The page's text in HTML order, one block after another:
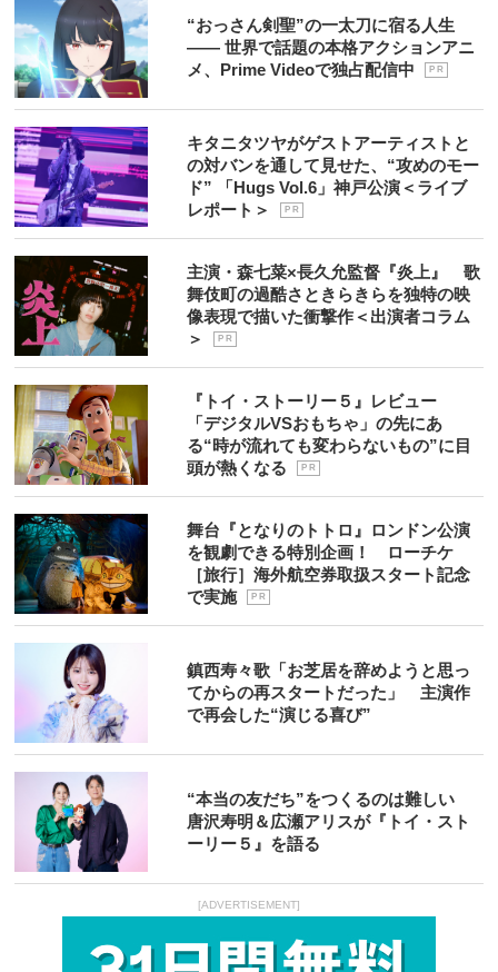
“おっさん剣聖”の一太刀に宿る人生
―― 世界で話題の本格アクションアニ
メ、Prime Videoで独占配信中
P R
キタニタツヤがゲストアーティストと
の対バンを通して見せた、“攻めのモー
ド” 「Hugs Vol.6」神戸公演＜ライブ
レポート＞
P R
主演・森七菜×長久允監督『炎上』 歌
舞伎町の過酷さときらきらを独特の映
像表現で描いた衝撃作＜出演者コラム
＞
P R
『トイ・ストーリー５』レビュー
「デジタルVSおもちゃ」の先にあ
る“時が流れても変わらないもの”に目
頭が熱くなる
P R
舞台『となりのトトロ』ロンドン公演
を観劇できる特別企画！ ローチケ
［旅行］海外航空券取扱スタート記念
で実施
P R
鎮西寿々歌「お芝居を辞めようと思っ
てからの再スタートだった」 主演作
で再会した“演じる喜び”
“本当の友だち”をつくるのは難しい
唐沢寿明＆広瀬アリスが『トイ・スト
ーリー５』を語る
[ADVERTISEMENT]